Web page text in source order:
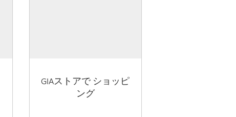
GIAストアで ショッピ
ング